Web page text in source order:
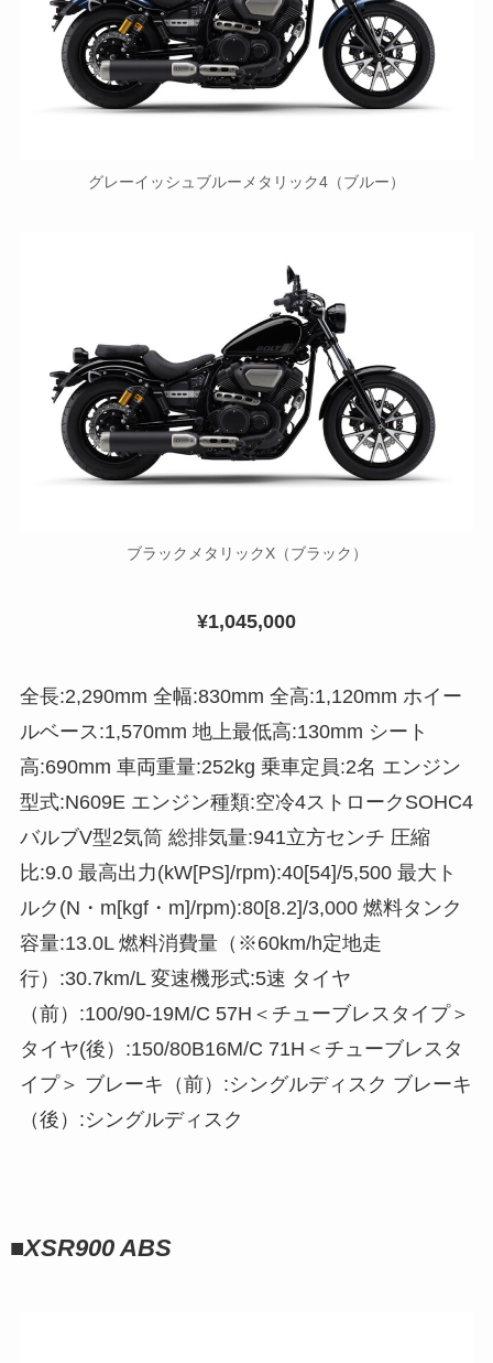
グレーイッシュブルーメタリック4（ブルー）
ブラックメタリックX（ブラック）
¥1,045,000
全長:2,290mm 全幅:830mm 全高:1,120mm ホイー
ルベース:1,570mm 地上最低高:130mm シート
高:690mm 車両重量:252kg 乗車定員:2名 エンジン
型式:N609E エンジン種類:空冷4ストロークSOHC4
バルブV型2気筒 総排気量:941立方センチ 圧縮
比:9.0 最高出力(kW[PS]/rpm):40[54]/5,500 最大ト
ルク(N・m[kgf・m]/rpm):80[8.2]/3,000 燃料タンク
容量:13.0L 燃料消費量（※60km/h定地走
行）:30.7km/L 変速機形式:5速 タイヤ
（前）:100/90-19M/C 57H＜チューブレスタイプ＞
タイヤ(後）:150/80B16M/C 71H＜チューブレスタ
イプ＞ ブレーキ（前）:シングルディスク ブレーキ
（後）:シングルディスク
■XSR900 ABS